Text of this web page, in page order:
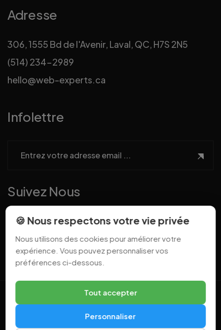
Adresse
306, 1555 Bd de l'Avenir, Laval, QC, H7S 2N5
(514) 234-2989
hello@web-experts.ca
Infolettre
Suivez Nous
All rights reserved 2026 © Web Experts.
🍪 Nous respectons votre vie privée
Nous utilisons des cookies pour améliorer votre
expérience. Vous pouvez personnaliser vos
préférences ci-dessous.
Tout accepter
Personnaliser